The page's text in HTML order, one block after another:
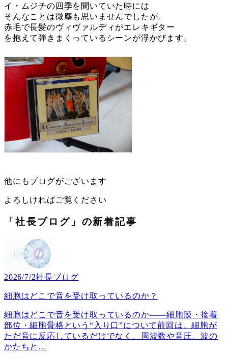
イ・ムジチの四季を聞いていた時には
そんなことは微塵も思いませんでしたが。
赤毛で長髪のヴィヴァルディがエレキギター
を抱えて弾きまくっているシーンが浮かびます。
他にもブログがございます
よろしければご覧ください
「社長ブログ」の新着記事
2026/7/2社長ブログ
細胞はどこで音を受け取っているのか？
細胞はどこで音を受け取っているのか――細胞膜・接着
部位・細胞骨格という“入り口”について前回は、細胞が
ただ音に反応しているだけでなく、周波数や音圧、波の
かたちと …